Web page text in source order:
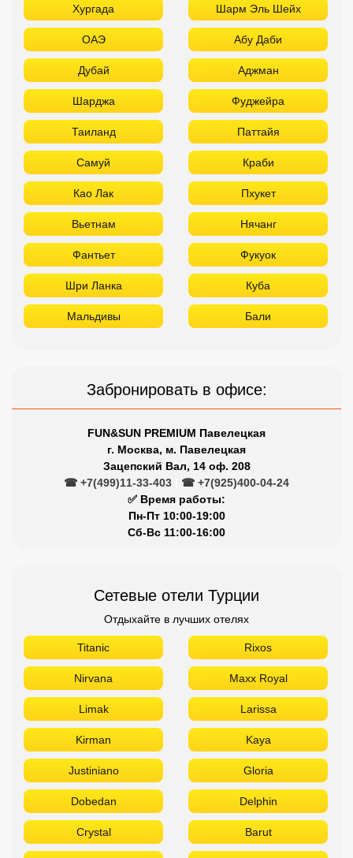
Хургада Шарм Эль Шейх
ОАЭ Абу Даби
Дубай Аджман
Шарджа Фуджейра
Таиланд Паттайя
Самуй Краби
Као Лак Пхукет
Вьетнам Нячанг
Фантьет Фукуок
Шри Ланка Куба
Мальдивы Бали
Забронировать в офисе:
FUN&SUN PREMIUM Павелецкая
г. Москва, м. Павелецкая
Зацепский Вал, 14 оф. 208
☎ +7(499)11-33-403
☎ +7(925)400-04-24
✅ Время работы:
Пн-Пт 10:00-19:00
Сб-Вс 11:00-16:00
Сетевые отели Турции
Отдыхайте в лучших отелях
Titanic Rixos
Nirvana Maxx Royal
Limak Larissa
Kirman Kaya
Justiniano Gloria
Dobedan Delphin
Crystal Barut